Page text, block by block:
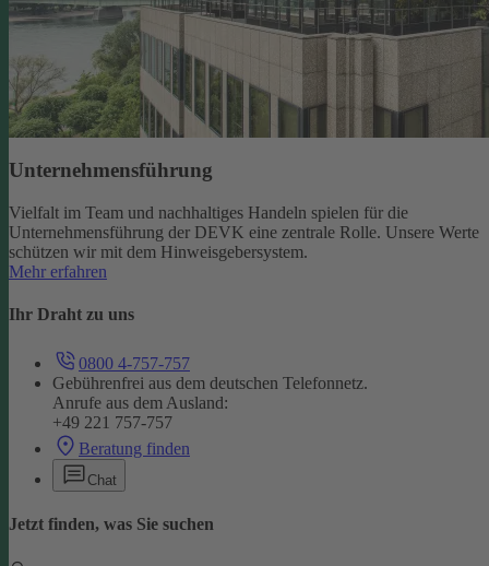
Unternehmensführung
Vielfalt im Team und nachhaltiges Handeln spielen für die
Unternehmensführung der DEVK eine zentrale Rolle. Unsere Werte
schützen wir mit dem Hinweisgebersystem.
Mehr erfahren
Ihr Draht zu uns
0800 4-757-757
Gebührenfrei aus dem deutschen Telefonnetz.
Anrufe aus dem Ausland:
+49 221 757-757
Beratung finden
Chat
Jetzt finden, was Sie suchen